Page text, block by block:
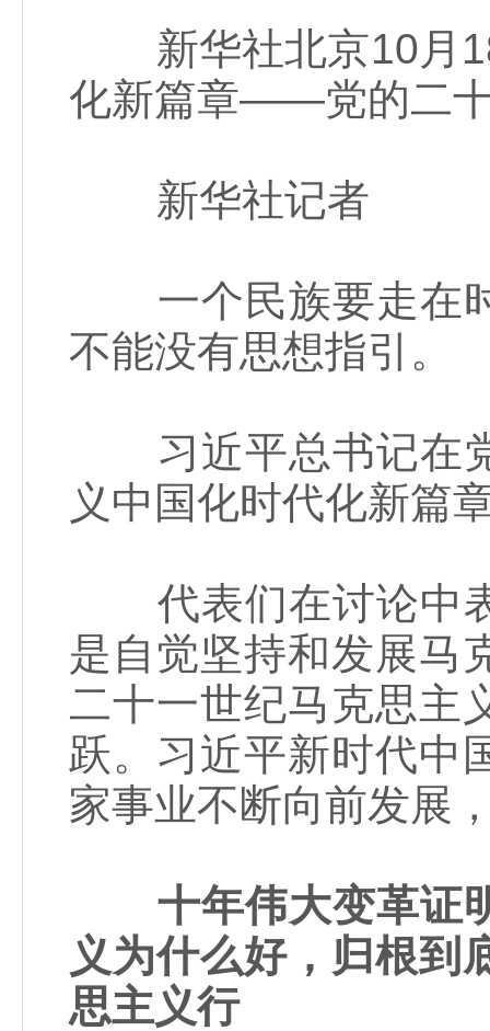
新华社北京10月18
化新篇章——党的二
新华社记者
一个民族要走在时
不能没有思想指引。
习近平总书记在党
义中国化时代化新篇
代表们在讨论中表
是自觉坚持和发展马
二十一世纪马克思主
跃。习近平新时代中
家事业不断向前发展
十年伟大变革证
义为什么好，归根到
思主义行